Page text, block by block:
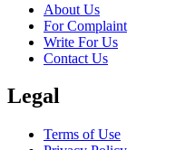
About Us
For Complaint
Write For Us
Contact Us
Legal
Terms of Use